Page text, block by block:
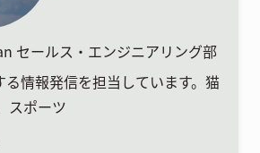
セールス・エンジニアリング部
情報発信を担当しています。猫
スポーツ